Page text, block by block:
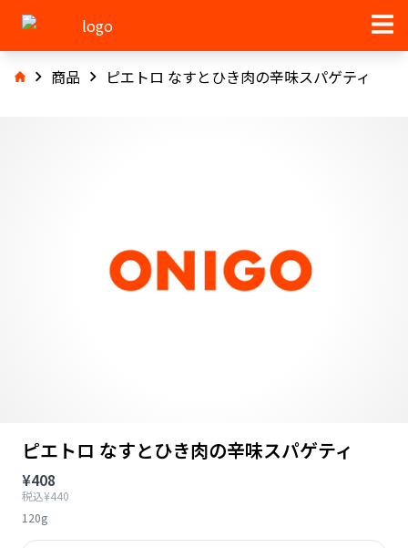
商品 ピエトロ なすとひき肉の辛味スパゲティ
ピエトロ なすとひき肉の辛味スパゲティ
¥408
税込¥440
120g